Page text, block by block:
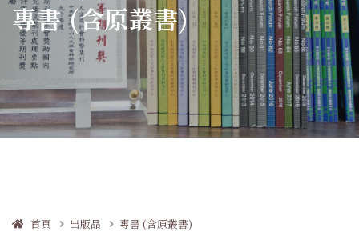
專書 (含原叢書)
首頁 出版品 專書 (含原叢書)